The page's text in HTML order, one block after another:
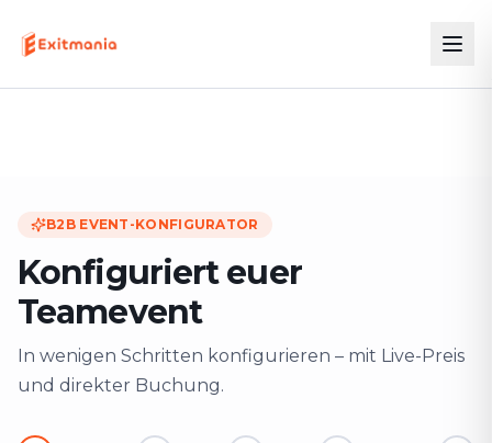
B2B EVENT-KONFIGURATOR
Konfiguriert euer
Teamevent
In wenigen Schritten konfigurieren – mit Live-Preis
und direkter Buchung.